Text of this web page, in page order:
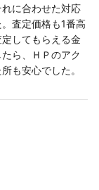
に合わせた対応
査定価格も1番高
してもらえる金
ら、ＨＰのアク
も安心でした。